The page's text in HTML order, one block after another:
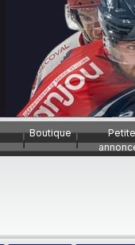
Boutique